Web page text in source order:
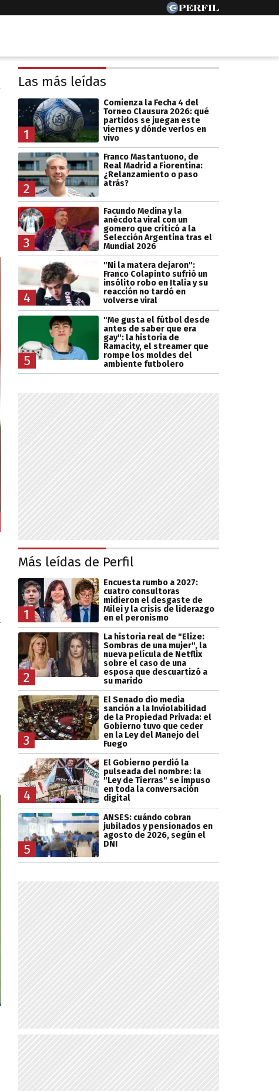
Las más leídas
1
Comienza la Fecha 4 del
Torneo Clausura 2026: qué
partidos se juegan este
viernes y dónde verlos en
vivo
2
Franco Mastantuono, de
Real Madrid a Fiorentina:
¿Relanzamiento o paso
atrás?
3
Facundo Medina y la
anécdota viral con un
gomero que criticó a la
Selección Argentina tras el
Mundial 2026
4
"Ni la matera dejaron":
Franco Colapinto sufrió un
insólito robo en Italia y su
reacción no tardó en
volverse viral
5
"Me gusta el fútbol desde
antes de saber que era
gay": la historia de
Ramacity, el streamer que
rompe los moldes del
ambiente futbolero
Más leídas de Perfil
1
Encuesta rumbo a 2027:
cuatro consultoras
midieron el desgaste de
Milei y la crisis de liderazgo
en el peronismo
2
La historia real de "Elize:
Sombras de una mujer", la
nueva película de Netflix
sobre el caso de una
esposa que descuartizó a
su marido
3
El Senado dio media
sanción a la Inviolabilidad
de la Propiedad Privada: el
Gobierno tuvo que ceder
en la Ley del Manejo del
Fuego
4
El Gobierno perdió la
pulseada del nombre: la
"Ley de Tierras" se impuso
en toda la conversación
digital
5
ANSES: cuándo cobran
jubilados y pensionados en
agosto de 2026, según el
DNI